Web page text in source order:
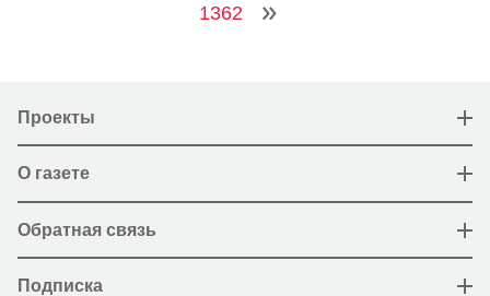
1362
Проекты
О газете
Обратная связь
Подписка